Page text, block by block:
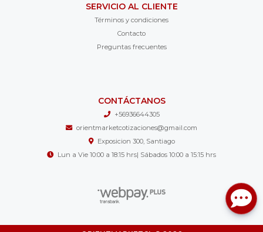
SERVICIO AL CLIENTE
Términos y condiciones
Contacto
Preguntas frecuentes
CONTÁCTANOS
+56936644305
orientmarketcotizaciones@gmail.com
Exposicion 300, Santiago
Lun a Vie 10:00 a 18:15 hrs| Sábados 10:00 a 15:15 hrs